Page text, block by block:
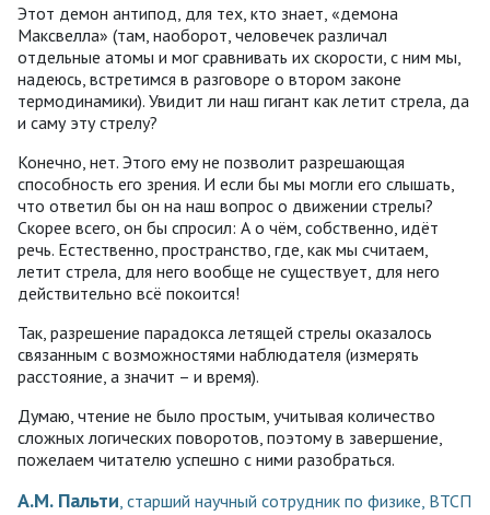
Этот демон антипод, для тех, кто знает, «демона
Максвелла» (там, наоборот, человечек различал
отдельные атомы и мог сравнивать их скорости, с ним мы,
надеюсь, встретимся в разговоре о втором законе
термодинамики). Увидит ли наш гигант как летит стрела, да
и саму эту стрелу?
Конечно, нет. Этого ему не позволит разрешающая
способность его зрения. И если бы мы могли его слышать,
что ответил бы он на наш вопрос о движении стрелы?
Скорее всего, он бы спросил: А о чём, собственно, идёт
речь. Естественно, пространство, где, как мы считаем,
летит стрела, для него вообще не существует, для него
действительно всё покоится!
Так, разрешение парадокса летящей стрелы оказалось
связанным с возможностями наблюдателя (измерять
расстояние, а значит – и время).
Думаю, чтение не было простым, учитывая количество
сложных логических поворотов, поэтому в завершение,
пожелаем читателю успешно с ними разобраться.
А.М. Пальти , старший научный сотрудник по физике, ВТСП